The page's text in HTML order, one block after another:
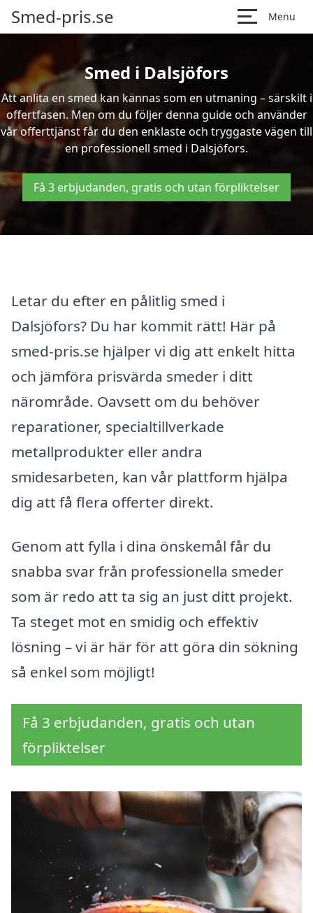
Smed-pris.se Menu
Smed i Dalsjöfors
Att anlita en smed kan kännas som en utmaning – särskilt i
offertfasen. Men om du följer denna guide och använder
vår offerttjänst får du den enklaste och tryggaste vägen till
en professionell smed i Dalsjöfors.
Få 3 erbjudanden, gratis och utan förpliktelser
Letar du efter en pålitlig smed i
Dalsjöfors? Du har kommit rätt! Här på
smed-pris.se hjälper vi dig att enkelt hitta
och jämföra prisvärda smeder i ditt
närområde. Oavsett om du behöver
reparationer, specialtillverkade
metallprodukter eller andra
smidesarbeten, kan vår plattform hjälpa
dig att få flera offerter direkt.
Genom att fylla i dina önskemål får du
snabba svar från professionella smeder
som är redo att ta sig an just ditt projekt.
Ta steget mot en smidig och effektiv
lösning – vi är här för att göra din sökning
så enkel som möjligt!
Få 3 erbjudanden, gratis och utan
förpliktelser